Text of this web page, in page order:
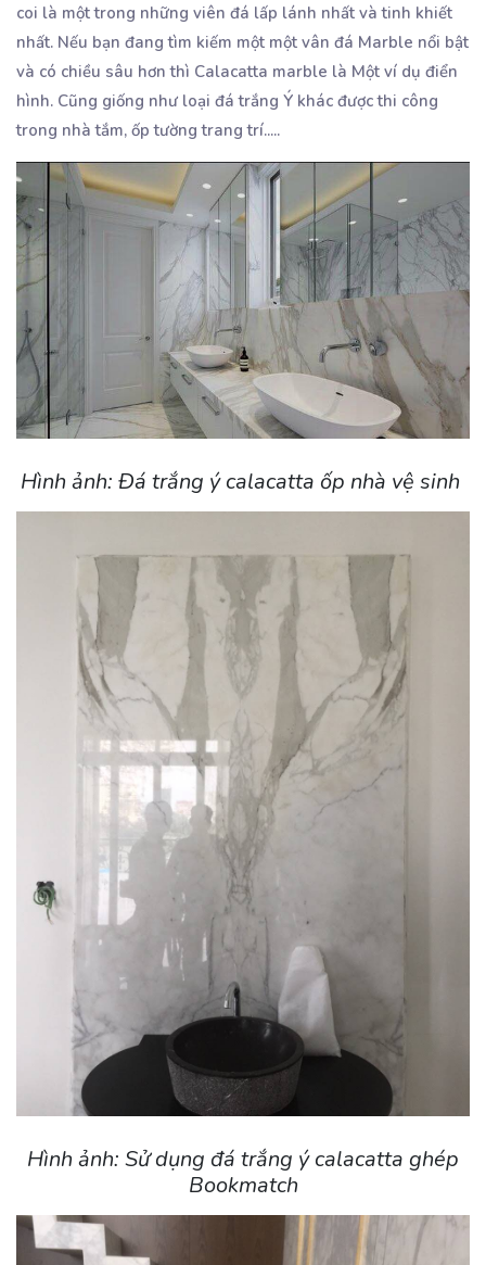
coi là một trong những viên đá lấp lánh nhất và tinh khiết
nhất. Nếu bạn đang tìm kiếm một một vân đá Marble nổi bật
và có chiều sâu hơn thì Calacatta marble là Một ví dụ điển
hình. Cũng giống như loại đá trắng Ý khác được thi công
trong nhà tắm, ốp tường trang trí.....
Hình ảnh: Đá trắng ý calacatta ốp nhà vệ sinh
Hình ảnh: Sử dụng đá trắng ý calacatta ghép
Bookmatch